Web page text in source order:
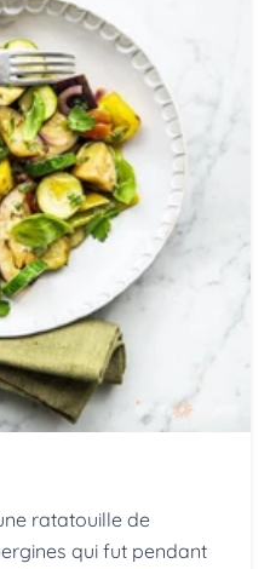
ratatouille de
qui fut pendant